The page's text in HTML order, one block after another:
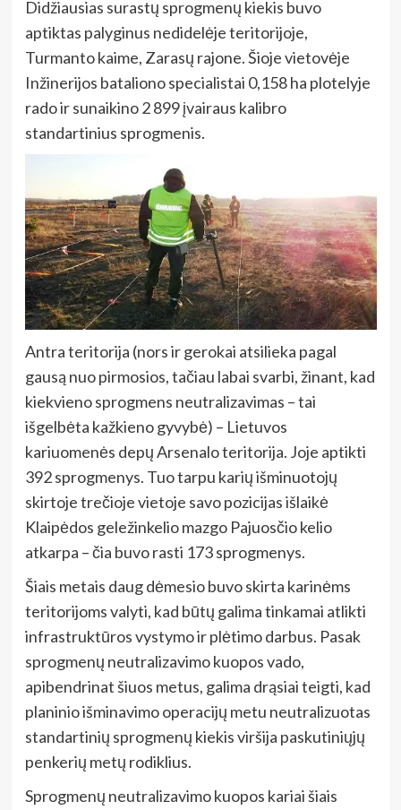
Didžiausias surastų sprogmenų kiekis buvo
aptiktas palyginus nedidelėje teritorijoje,
Turmanto kaime, Zarasų rajone. Šioje vietovėje
Inžinerijos bataliono specialistai 0,158 ha plotelyje
rado ir sunaikino 2 899 įvairaus kalibro
standartinius sprogmenis.
Antra teritorija (nors ir gerokai atsilieka pagal
gausą nuo pirmosios, tačiau labai svarbi, žinant, kad
kiekvieno sprogmens neutralizavimas – tai
išgelbėta kažkieno gyvybė) – Lietuvos
kariuomenės depų Arsenalo teritorija. Joje aptikti
392 sprogmenys. Tuo tarpu karių išminuotojų
skirtoje trečioje vietoje savo pozicijas išlaikė
Klaipėdos geležinkelio mazgo Pajuosčio kelio
atkarpa – čia buvo rasti 173 sprogmenys.
Šiais metais daug dėmesio buvo skirta karinėms
teritorijoms valyti, kad būtų galima tinkamai atlikti
infrastruktūros vystymo ir plėtimo darbus. Pasak
sprogmenų neutralizavimo kuopos vado,
apibendrinat šiuos metus, galima drąsiai teigti, kad
planinio išminavimo operacijų metu neutralizuotas
standartinių sprogmenų kiekis viršija paskutiniųjų
penkerių metų rodiklius.
Sprogmenų neutralizavimo kuopos kariai šiais